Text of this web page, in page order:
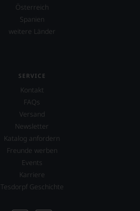
Österreich
Spanien
weitere Länder
SERVICE
Kontakt
FAQs
Versand
Newsletter
Katalog anfordern
Freunde werben
Events
Karriere
Tesdorpf Geschichte